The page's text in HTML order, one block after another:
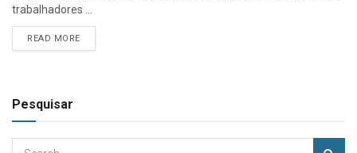
trabalhadores ...
READ MORE
Pesquisar